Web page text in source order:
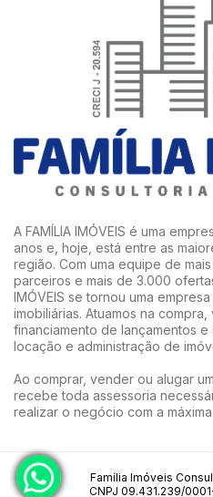
A FAMÍLIA IMÓVEIS é uma
anos e, hoje, está entre as
região. Com uma equipe de
parceiros e mais de 3.000
IMÓVEIS se tornou uma
imobiliárias. Atuamos na
financiamento de lançamentos
locação e administração de
Ao comprar, vender ou alugar
recebe toda assessoria
realizar o negócio com a
Família Imóveis
CNPJ 09.431.239/